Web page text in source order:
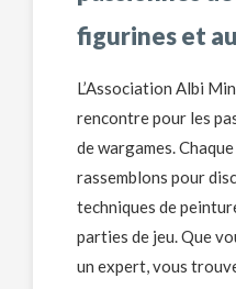
figurines et
L’Association Albi
rencontre pour les
de wargames.
rassemblons pour
techniques de
parties de jeu. Que
un expert, vous